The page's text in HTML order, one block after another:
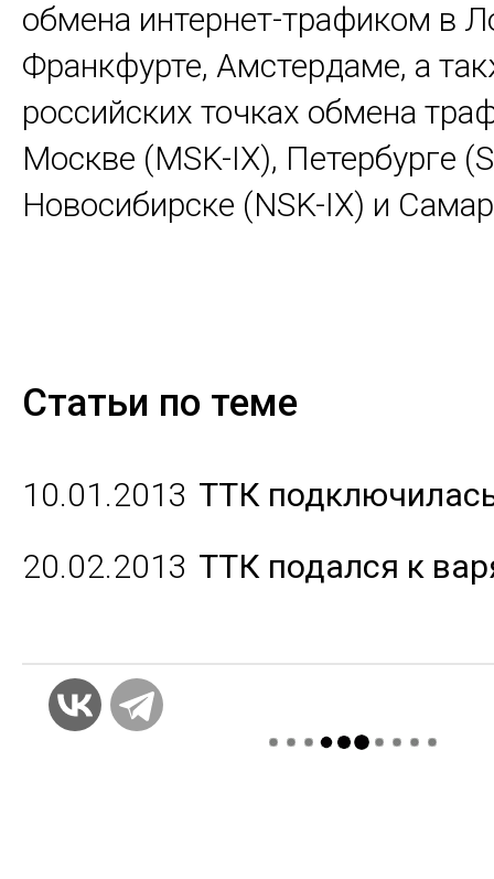
обмена интернет-трафиком в
Франкфурте, Амстердаме, а
российских точках обмена
Москве (MSK-IX), Петербурге
Новосибирске (NSK-IX) и
Статьи по теме
10.01.2013 ТТК
20.02.2013 ТТК подался к